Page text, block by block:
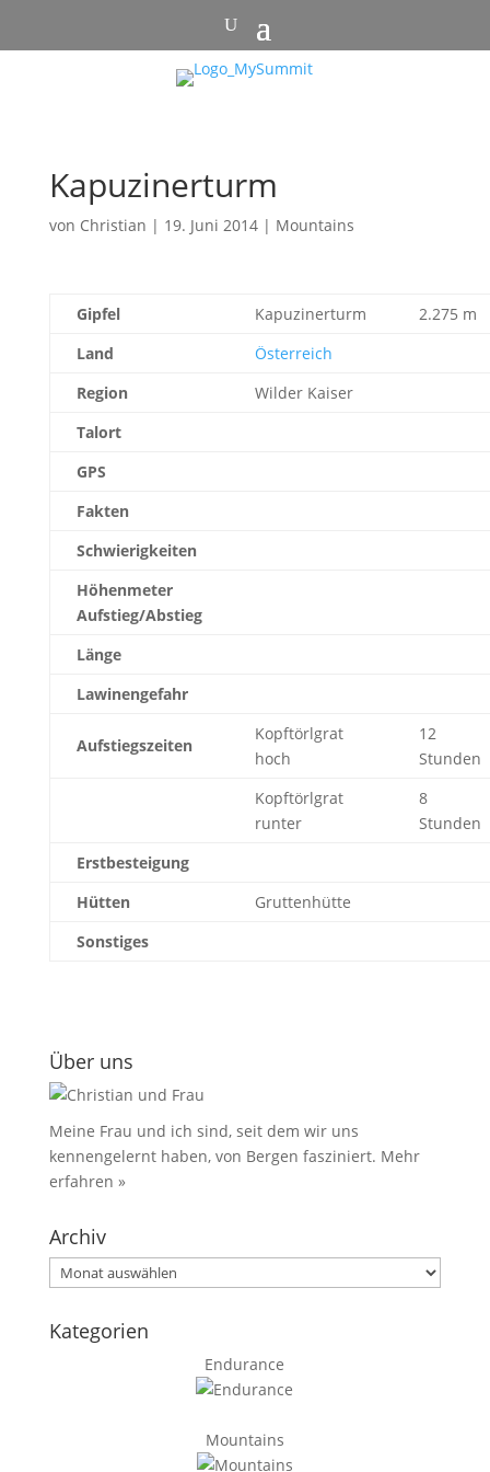
Kapuzinerturm
von Christian | 19. Juni 2014| Mountains
Gipfel Kapuzinerturm
2.275 m
Land
Österreich
Region
Wilder Kaiser
Talort
GPS
Fakten
Schwierigkeiten
Höhenmeter
Aufstieg/Abstieg
Länge
Lawinengefahr
Aufstiegszeiten
Kopftörlgrat
hoch
12
Stunden
Kopftörlgrat
runter
8
Stunden
Erstbesteigung
Hütten
Gruttenhütte
Sonstiges
Über uns
Meine Frau und ich sind, seit dem wir uns
kennengelernt haben, von Bergen fasziniert. Mehr
erfahren »
Archiv
Archiv
Kategorien
Endurance
Mountains